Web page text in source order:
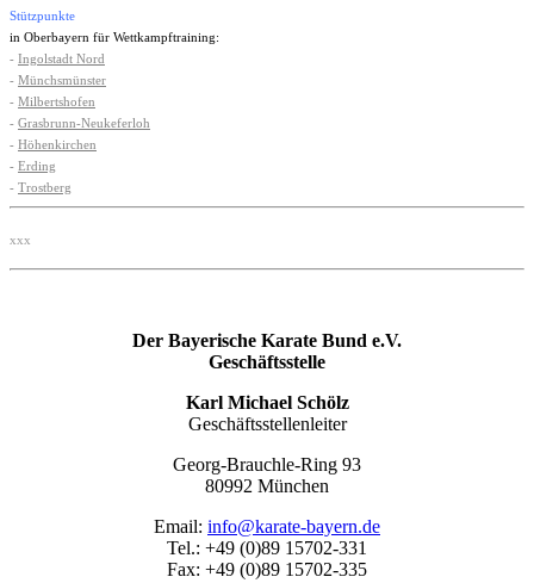
Stützpunkte
in Oberbayern für Wettkampftraining:
- Ingolstadt Nord
- Münchsmünster
- Milbertshofen
- Grasbrunn-Neukeferloh
- Höhenkirchen
- Erding
- Trostberg
xxx
Der Bayerische Karate Bund e.V.
Geschäftsstelle
Karl Michael Schölz
Geschäftsstellenleiter
Georg-Brauchle-Ring 93
80992 München
Email: info@karate-bayern.de
Tel.: +49 (0)89 15702-331
Fax: +49 (0)89 15702-335